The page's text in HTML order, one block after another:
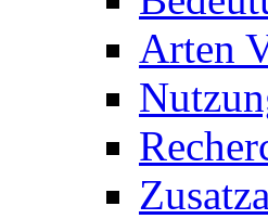
Arten